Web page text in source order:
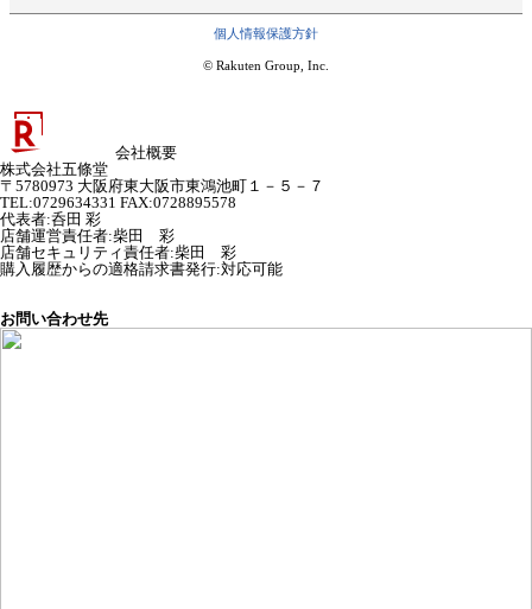
個人情報保護方針
© Rakuten Group, Inc.
会社概要
株式会社五條堂
〒5780973 大阪府東大阪市東鴻池町１－５－７
TEL:0729634331 FAX:0728895578
代表者:呑田 彩
店舗運営責任者:柴田 彩
店舗セキュリティ責任者:柴田 彩
購入履歴からの適格請求書発行:対応可能
お問い合わせ先